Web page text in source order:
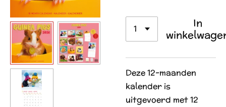
In
Deze 12-maanden
kalender is
uitgevoerd met 12